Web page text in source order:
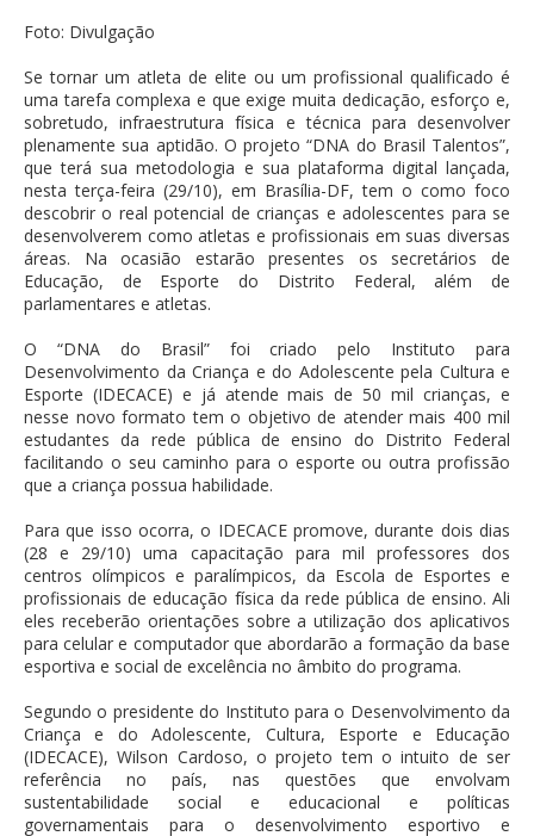
Foto: Divulgação
Se tornar um atleta de elite ou um profissional qualificado é
uma tarefa complexa e que exige muita dedicação, esforço e,
sobretudo, infraestrutura física e técnica para desenvolver
plenamente sua aptidão. O projeto “DNA do Brasil Talentos”,
que terá sua metodologia e sua plataforma digital lançada,
nesta terça-feira (29/10), em Brasília-DF, tem o como foco
descobrir o real potencial de crianças e adolescentes para se
desenvolverem como atletas e profissionais em suas diversas
áreas. Na ocasião estarão presentes os secretários de
Educação, de Esporte do Distrito Federal, além de
parlamentares e atletas.
O “DNA do Brasil” foi criado pelo Instituto para
Desenvolvimento da Criança e do Adolescente pela Cultura e
Esporte (IDECACE) e já atende mais de 50 mil crianças, e
nesse novo formato tem o objetivo de atender mais 400 mil
estudantes da rede pública de ensino do Distrito Federal
facilitando o seu caminho para o esporte ou outra profissão
que a criança possua habilidade.
Para que isso ocorra, o IDECACE promove, durante dois dias
(28 e 29/10) uma capacitação para mil professores dos
centros olímpicos e paralímpicos, da Escola de Esportes e
profissionais de educação física da rede pública de ensino. Ali
eles receberão orientações sobre a utilização dos aplicativos
para celular e computador que abordarão a formação da base
esportiva e social de excelência no âmbito do programa.
Segundo o presidente do Instituto para o Desenvolvimento da
Criança e do Adolescente, Cultura, Esporte e Educação
(IDECACE), Wilson Cardoso, o projeto tem o intuito de ser
referência no país, nas questões que envolvam
sustentabilidade social e educacional e políticas
governamentais para o desenvolvimento esportivo e